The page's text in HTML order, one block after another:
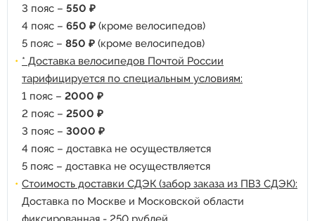
3 пояс – 550 ₽
4 пояс – 650 ₽ (кроме велосипедов)
5 пояс – 850 ₽ (кроме велосипедов)
* Доставка велосипедов Почтой России
тарифицируется по специальным условиям:
1 пояс – 2000 ₽
2 пояс – 2500 ₽
3 пояс – 3000 ₽
4 пояс – доставка не осуществляется
5 пояс – доставка не осуществляется
Стоимость доставки СДЭК (забор заказа из ПВЗ СДЭК):
Доставка по Москве и Московской области